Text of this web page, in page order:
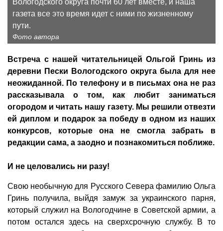
Вологодского округа почти 60 лет вместе, и наша
газета все это время идет с ними по жизненному
пути.
Фото автора
Встреча с нашей читательницей Ольгой Гринь из
деревни Пески Вологодского округа была для нее
неожиданной. По телефону и в письмах она не раз
рассказывала о том, как любит заниматься
огородом и читать нашу газету. Мы решили отвезти
ей диплом и подарок за победу в одном из наших
конкурсов, которые она не смогла забрать в
редакции сама, а заодно и познакомиться поближе.
И не целовались ни разу!
Свою необычную для Русского Севера фамилию Ольга
Гринь получила, выйдя замуж за украинского парня,
который служил на Вологодчине в Советской армии, а
потом остался здесь на сверхсрочную службу. В то